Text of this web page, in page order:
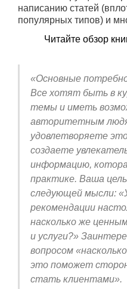
написанию статей
популярных типов) и
Читайте обзор
«Основные
Все хотят быть в
темы и иметь
авторитетным
удовлетворяете
создаете
информацию,
практике. Ваша
следующей мысли:
рекомендации
насколько же
и услуги?»
вопросом
это поможет
стать клиентами».